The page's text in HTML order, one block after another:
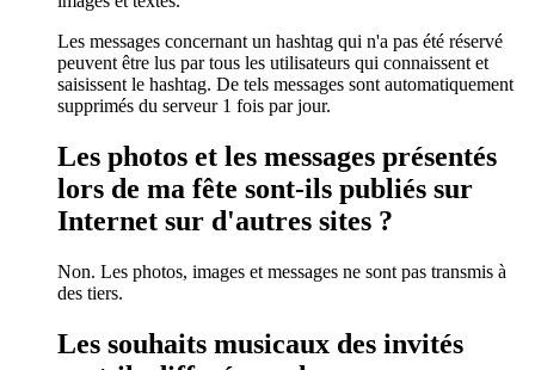
Les messages concernant un hashtag qui n'a pas été réservé
peuvent être lus par tous les utilisateurs qui connaissent et
saisissent le hashtag. De tels messages sont automatiquement
supprimés du serveur 1 fois par jour.
Les photos et les messages présentés
lors de ma fête sont-ils publiés sur
Internet sur d'autres sites ?
Non. Les photos, images et messages ne sont pas transmis à
des tiers.
Les souhaits musicaux des invités